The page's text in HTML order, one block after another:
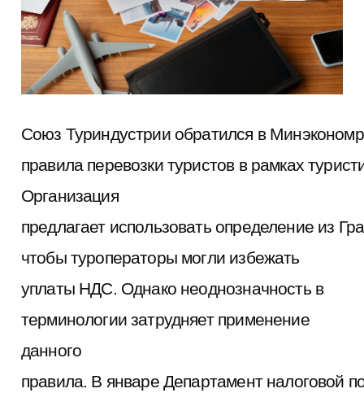
Союз Туриндустрии обратился в
правила перевозки туристов в рамках
Организация
предлагает использовать определение из
чтобы туроператоры могли избежать
уплаты НДС. Однако неоднозначность в
терминологии затрудняет применение
данного
правила. В январе Департамент налоговой